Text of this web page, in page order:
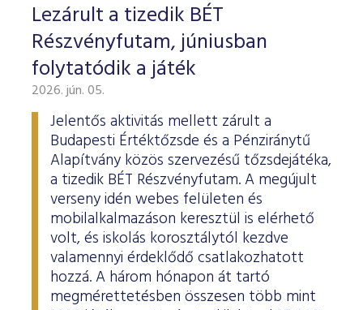
Lezárult a tizedik BÉT
Részvényfutam, júniusban
folytatódik a játék
2026. jún. 05.
Jelentős aktivitás mellett zárult a
Budapesti Értéktőzsde és a Pénziránytű
Alapítvány közös szervezésű tőzsdejátéka,
a tizedik BÉT Részvényfutam. A megújult
verseny idén webes felületen és
mobilalkalmazáson keresztül is elérhető
volt, és iskolás korosztálytól kezdve
valamennyi érdeklődő csatlakozhatott
hozzá. A három hónapon át tartó
megmérettetésben összesen több mint